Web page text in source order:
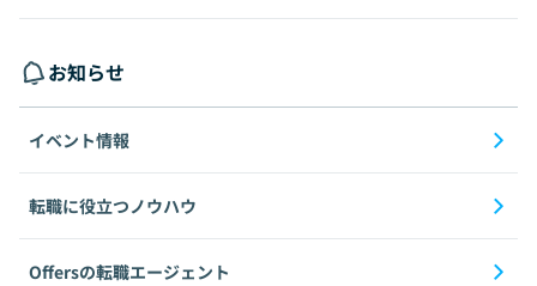
お知らせ
イベント情報
転職に役立つノウハウ
Offersの転職エージェント